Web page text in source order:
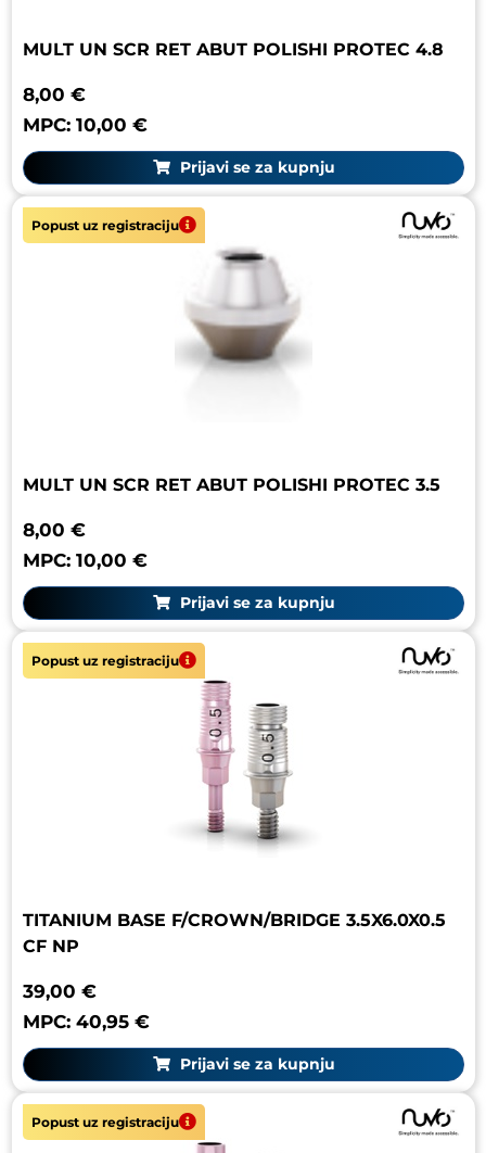
MULT UN SCR RET ABUT POLISHI PROTEC 4.8
8,00 €
MPC: 10,00 €
Prijavi se za kupnju
Popust uz registraciju
MULT UN SCR RET ABUT POLISHI PROTEC 3.5
8,00 €
MPC: 10,00 €
Prijavi se za kupnju
Popust uz registraciju
TITANIUM BASE F/CROWN/BRIDGE 3.5X6.0X0.5
CF NP
39,00 €
MPC: 40,95 €
Prijavi se za kupnju
Popust uz registraciju